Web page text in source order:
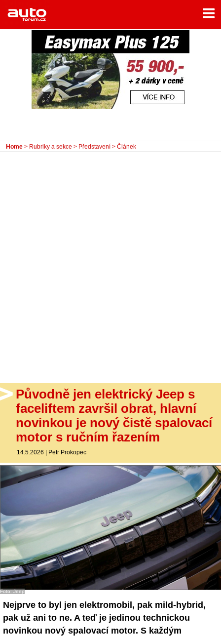
Home
Rubriky
- Jízdní dojmy a další testy
- Bleskovky
- Život řidiče
Home > Rubriky a sekce > Představení > Článek
Původně jen elektrický Jeep s
faceliftem završil obrat, hlavní
novinkou je nový čistě spalovací
motor s ručním řazením
14.5.2026 | Petr Prokopec
Foto: Jeep
Nejprve to byl jen elektromobil, pak mild-hybrid,
pak už ani to ne. A teď je jedinou technickou
novinkou nový spalovací motor. S každým